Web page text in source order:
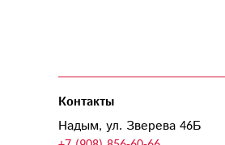
Контакты
Надым, ул. Зверева 46Б